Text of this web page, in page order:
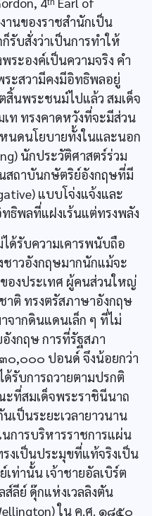
านของราชสำนักเป็น
รับสั่งว่าเป็นการทำให้
ระองค์เป็นความจริง คำ
ะสวามีคงมีอิทธิพลอยู่
สิ้นพระชนม์ไปแล้ว สมเด็จ
ท ทรงคาดหวังที่จะมีส่วน
นดนโยบายทั้งในและนอก
นักประวัติศาสตร์ร่วม
สถาบันกษัตริย์อังกฤษที่มี
แบบโจ่งแจ้งและ
ธิพลที่แฝงเร้นแต่ทรงพลัง
ด้รับความเคารพนับถือ
าวอังกฤษมากนักแม้จะ
องประเทศ ผู้คนส่วนใหญ่
าติ ทรงตรัสภาษาอังกฤษ
จากดินแดนเล็ก ๆ ที่ไม่
งกฤษ การที่รัฐสภา
๐,๐๐๐ ปอนด์ จึงน้อยกว่า
รับการถวายตามปรกติ
ที่สมเด็จพระราชินีนาถ
เป็นระยะเวลายาวนาน
การบริหารราชการแผ่น
งเป็นประมุขที่แท้จริงเป็น
ท่านั้น เจ้าชายอัลเบิร์ต
ส์ลีย์ ดุ๊กแห่งเวลลิงตัน
ใน ค.ศ. ๑๘๕๐